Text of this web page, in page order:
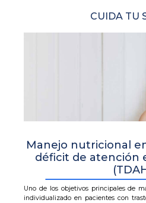
CUIDA TU
Manejo nutricional
déficit de atención
Uno de los objetivos principales de
individualizado en pacientes con